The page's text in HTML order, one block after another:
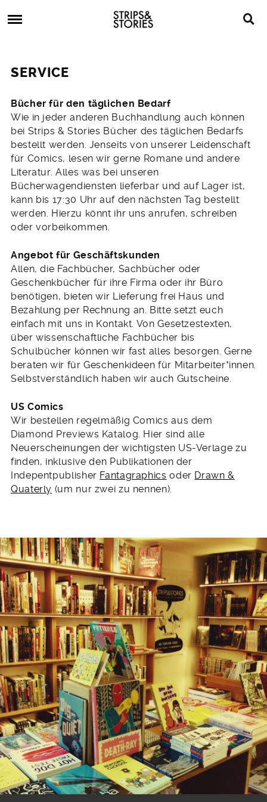
to
Strips
&
Stories
Comics,
SERVICE
Bücher für den täglichen Bedarf
Wie in jeder anderen Buchhandlung auch können
bei Strips & Stories Bücher des täglichen Bedarfs
bestellt werden. Jenseits von unserer Leidenschaft
für Comics, lesen wir gerne Romane und andere
Literatur. Alles was bei unseren
Bücherwagendiensten lieferbar und auf Lager ist,
kann bis 17:30 Uhr auf den nächsten Tag bestellt
werden. Hierzu könnt ihr uns anrufen, schreiben
oder vorbeikommen.
Angebot für Geschäftskunden
Allen, die Fachbücher, Sachbücher oder
Geschenkbücher für ihre Firma oder ihr Büro
benötigen, bieten wir Lieferung frei Haus und
Bezahlung per Rechnung an. Bitte setzt euch
einfach mit uns in Kontakt. Von Gesetzestexten,
über wissenschaftliche Fachbücher bis
Schulbücher können wir fast alles besorgen. Gerne
beraten wir für Geschenkideen für Mitarbeiter*innen.
Selbstverständlich haben wir auch Gutscheine.
US Comics
Wir bestellen regelmäßig Comics aus dem
Diamond Previews Katalog. Hier sind alle
Neuerscheinungen der wichtigsten US-Verlage zu
finden, inklusive den Publikationen der
Indepentpublisher Fantagraphics oder Drawn &
Quaterly (um nur zwei zu nennen).